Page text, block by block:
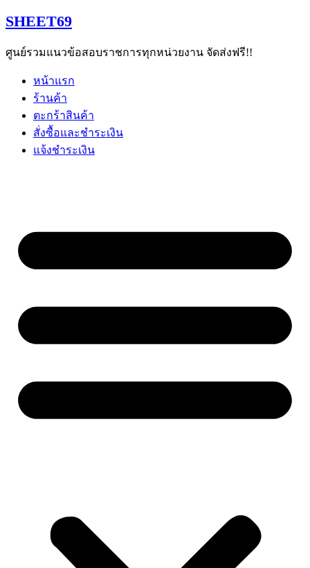
Skip
to
SHEET69
ศูนย์รวมแนวข้อสอบราชการทุกหน่วยงาน จัดส่งฟรี!!
หน้าแรก
ร้านค้า
ตะกร้าสินค้า
สั่งซื้อและชำระเงิน
แจ้งชำระเงิน